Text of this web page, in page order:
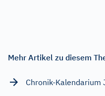
Mehr Artikel zu diesem
Chronik-